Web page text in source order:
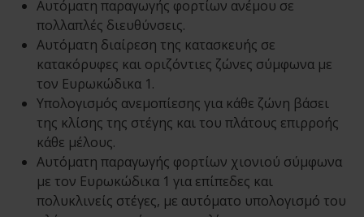
Αυτόματη παραγωγής φορτίων ανέμου σε
πολλαπλές διευθύνσεις.
Αυτόματη διαίρεση της κατασκευής σε
κατακόρυφες και οριζόντιες ζώνες σύμφωνα με
τον Ευρωκώδικα 1.
Υπολογισμός ανεμοπίεσης για κάθε ζώνη βάσει
της κλίσης της στέγης και του πλάτους επιρροής
κάθε μέλους.
Αυτόματη παραγωγής φορτίων χιονιού σύμφωνα
με τον Ευρωκώδικα 1 για επίπεδες και
πολυκλινείς στέγες, με αυτόματο υπολογισμό του